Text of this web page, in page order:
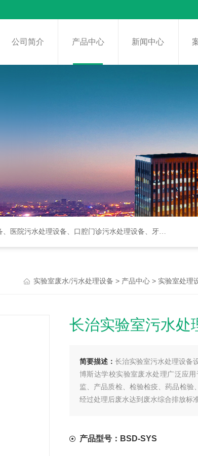
公司简介 产品中心 新闻中心
口腔门诊污水处理设备、牙科诊所污水处理设备、次氯酸发生器
实验室废水/污水处理设备 > 产品中心 > 实验室处理
长治实验室污水处
简要描述： 长治实验室污水处理设备
博斯达学校实验室废水处理广泛应
监、产品质检、检验检疫、药品检验
经过处理后废水达到废水综合排放标
产品型号：BSD-SYS